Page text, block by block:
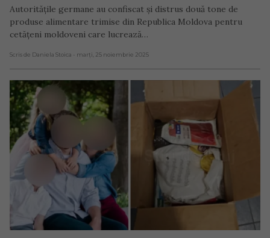
Autoritățile germane au confiscat și distrus două tone de
produse alimentare trimise din Republica Moldova pentru
cetățeni moldoveni care lucrează…
Scris de Daniela Stoica - marți, 25 noiembrie 2025